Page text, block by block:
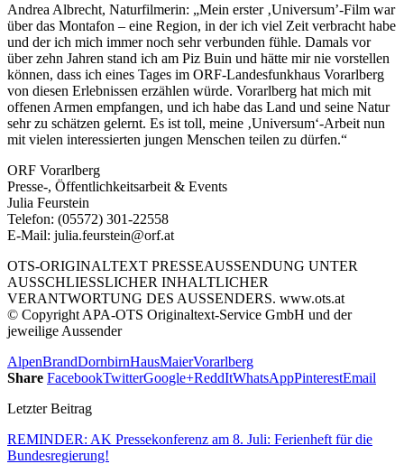
Andrea Albrecht, Naturfilmerin: „Mein erster ‚Universum’-Film war
über das Montafon – eine Region, in der ich viel Zeit verbracht habe
und der ich mich immer noch sehr verbunden fühle. Damals vor
über zehn Jahren stand ich am Piz Buin und hätte mir nie vorstellen
können, dass ich eines Tages im ORF-Landesfunkhaus Vorarlberg
von diesen Erlebnissen erzählen würde. Vorarlberg hat mich mit
offenen Armen empfangen, und ich habe das Land und seine Natur
sehr zu schätzen gelernt. Es ist toll, meine ‚Universum‘-Arbeit nun
mit vielen interessierten jungen Menschen teilen zu dürfen.“
ORF Vorarlberg
Presse-, Öffentlichkeitsarbeit & Events
Julia Feurstein
Telefon: (05572) 301-22558
E-Mail: julia.feurstein@orf.at
OTS-ORIGINALTEXT PRESSEAUSSENDUNG UNTER
AUSSCHLIESSLICHER INHALTLICHER
VERANTWORTUNG DES AUSSENDERS. www.ots.at
© Copyright APA-OTS Originaltext-Service GmbH und der
jeweilige Aussender
AlpenBrandDornbirnHausMaierVorarlberg
Share FacebookTwitterGoogle+ReddItWhatsAppPinterestEmail
Letzter Beitrag
REMINDER: AK Pressekonferenz am 8. Juli: Ferienheft für die
Bundesregierung!